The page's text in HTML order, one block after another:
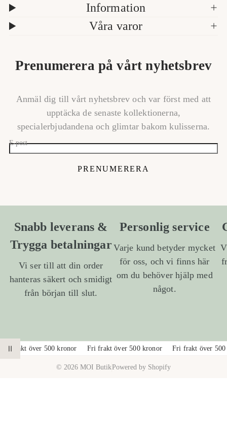
Information
Våra varor
Prenumerera på vårt nyhetsbrev
Anmäl dig till vårt nyhetsbrev och var först med att
upptäcka de senaste kollektionerna,
specialerbjudandena och glimtar bakom kulisserna.
E-post
PRENUMERERA
Snabb leverans &
Trygga betalningar
Vi ser till att din order
hanteras säkert och smidigt
från början till slut.
Personlig service
Varje kund betyder mycket
för oss, och vi finns här
om du behöver hjälp med
något.
a2
PAUSA ANIMATION
Fri frakt över 500 kronor Fri frakt över 500 kronor Fri frakt över 500
© 2026 MOI ButikPowered by Shopify